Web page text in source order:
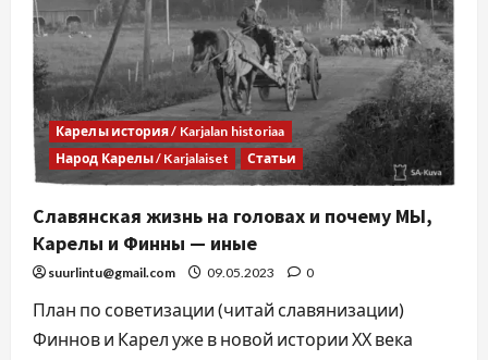
Карелы история / Karjalan historiaa
Народ Карелы / Karjalaiset
Статьи
Славянская жизнь на головах и почему МЫ,
Карелы и Финны — иные
suurlintu@gmail.com 09.05.2023 0
План по советизации (читай славянизации)
Финнов и Карел уже в новой истории ХХ века